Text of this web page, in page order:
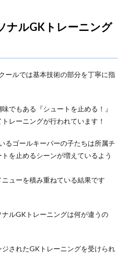
ナルGKトレーニング
ールでは基本技術の部分を丁寧に指
でもある『シュートを止める！』
レーニングが行われています！
るゴールキーパーの子たちは所属チ
を止めるシーンが増えているよう
ューを積み重ねている結果です
ルGKトレーニングは何が違うの
されたGKトレーニングを受けられ